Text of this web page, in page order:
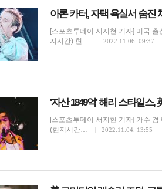
아론 카터, 자택 욕실서 숨진
[스포츠투데이 서지현 기자] 미국
지시간) 현…
2022.11.06. 09:37
'자산 1849억' 해리 스타일스,
[스포츠투데이 서지현 기자] 가수
(현지시간…
2022.11.04. 13:55